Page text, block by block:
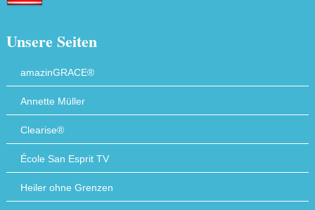
Unsere Seiten
amazinGRACE®
Annette Müller
Clearise®
École San Esprit TV
Heiler ohne Grenzen